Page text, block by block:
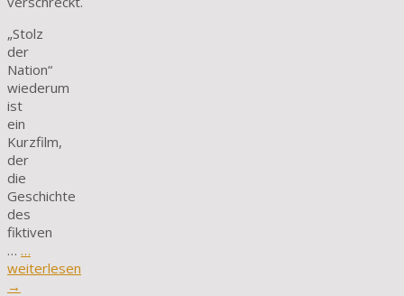
„Stolz
der
Nation“
wiederum
ist
ein
Kurzfilm,
der
die
Geschichte
des
fiktiven
… …
weiterlesen
→